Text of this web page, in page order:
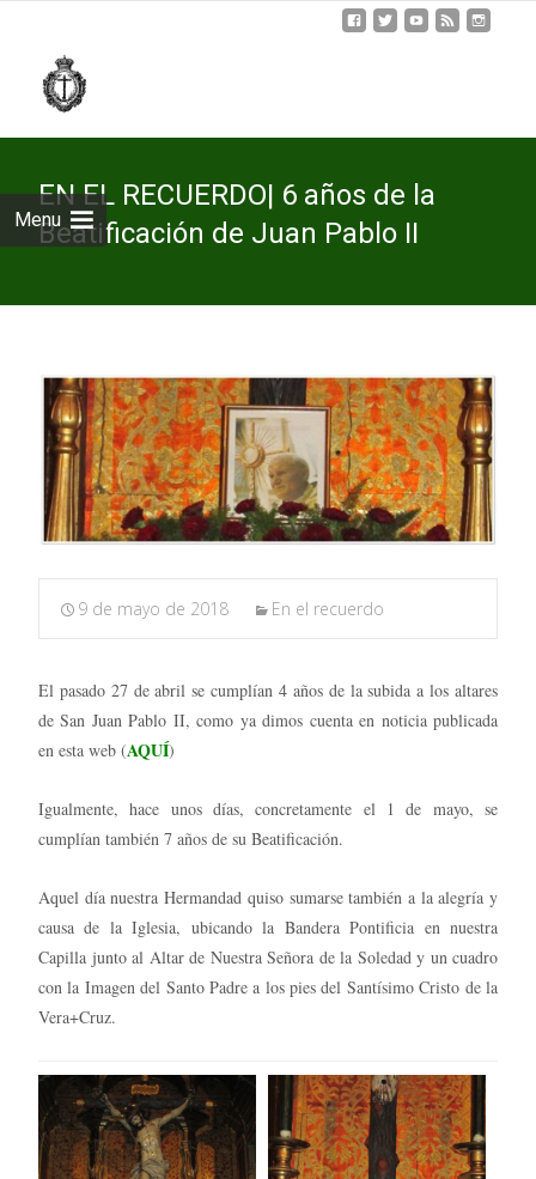
Menu
EN EL RECUERDO| 6 años de la
Beatificación de Juan Pablo II
9 de mayo de 2018 En el recuerdo
El pasado 27 de abril se cumplían 4 años de la subida a los altares
de San Juan Pablo II, como ya dimos cuenta en noticia publicada
en esta web (AQUÍ)
Igualmente, hace unos días, concretamente el 1 de mayo, se
cumplían también 7 años de su Beatificación.
Aquel día nuestra Hermandad quiso sumarse también a la alegría y
causa de la Iglesia, ubicando la Bandera Pontificia en nuestra
Capilla junto al Altar de Nuestra Señora de la Soledad y un cuadro
con la Imagen del Santo Padre a los pies del Santísimo Cristo de la
Vera+Cruz.